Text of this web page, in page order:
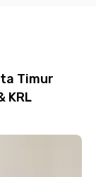
Timur
KRL